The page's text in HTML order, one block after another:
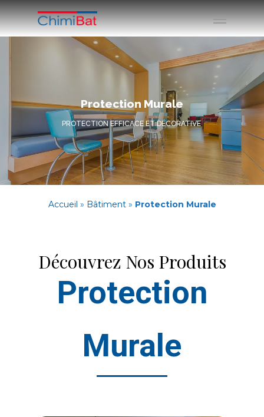
Protection Murale
PROTECTION EFFICACE ET DÉCORATIVE
Accueil » Bâtiment» Protection Murale
Découvrez Nos Produits
Protection
Murale